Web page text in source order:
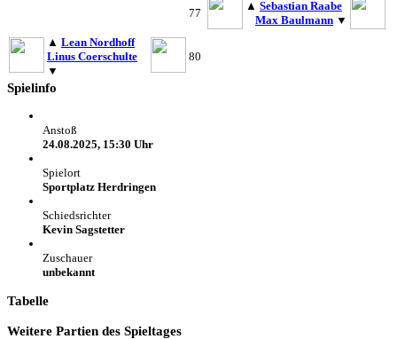
77
▲ Sebastian Raabe
Max Baulmann ▼
▲ Lean Nordhoff
Linus Coerschulte
▼
80
Spielinfo
Anstoß
24.08.2025, 15:30 Uhr
Spielort
Sportplatz Herdringen
Schiedsrichter
Kevin Sagstetter
Zuschauer
unbekannt
Tabelle
Weitere Partien des Spieltages